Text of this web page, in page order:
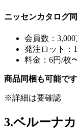
ニッセンカタログ
会員数：3,000
発注ロット：
料金：6円/枚
商品同梱も可能です
※詳細は要確認
3.ベルーナ